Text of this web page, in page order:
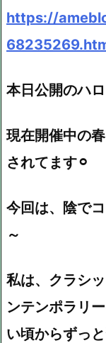
https://
本日公開のハ
現在開催中の
されてます⚪︎
今回は、陰で
～
私は、クラシ
ンテンポラリ
い頃からずっ